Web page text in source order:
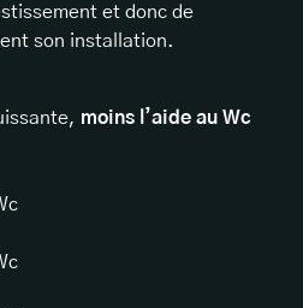
et donc de
son installation.
moins l’aide au Wc